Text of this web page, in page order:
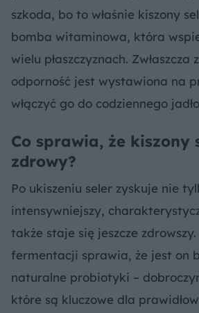
szkoda, bo to właśnie kiszony
bomba witaminowa, która
wielu płaszczyznach. Zwłaszcza
odporność jest wystawiona na
włączyć go do codziennego
Co sprawia, że kiszony
zdrowy?
Po ukiszeniu seler zyskuje nie
intensywniejszy,
także staje się jeszcze zdrowszy.
fermentacji sprawia, że jest on
naturalne probiotyki –
które są kluczowe dla